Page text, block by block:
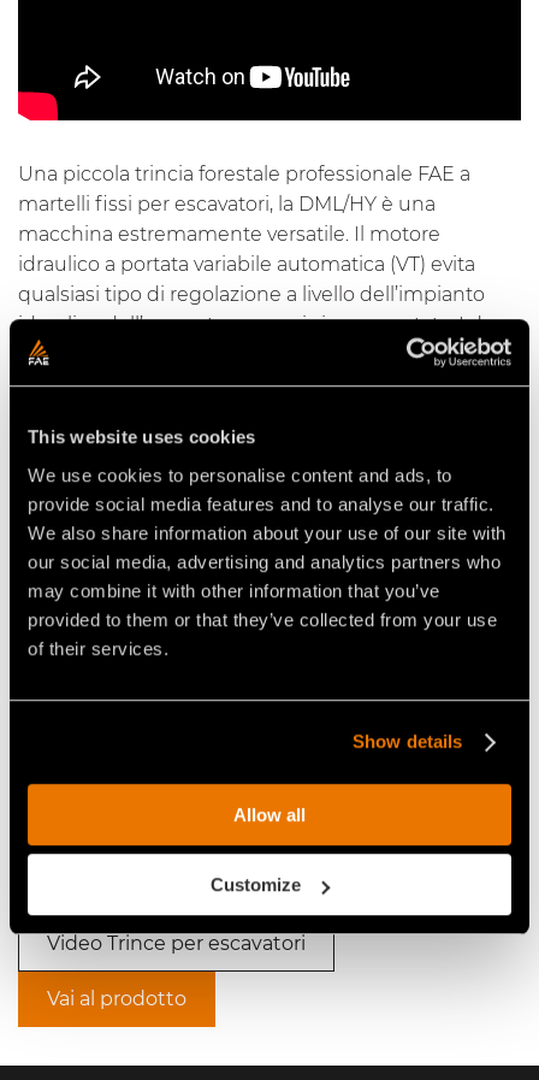
This website uses cookies
We use cookies to personalise content and ads, to
provide social media features and to analyse our traffic.
We also share information about your use of our site with
our social media, advertising and analytics partners who
may combine it with other information that you’ve
provided to them or that they’ve collected from your use
of their services.
Show details
Allow all
Customize
Una piccola trincia forestale professionale FAE a
martelli fissi per escavatori, la DML/HY è una
macchina estremamente versatile. Il motore
idraulico a portata variabile automatica (VT) evita
qualsiasi tipo di regolazione a livello dell’impianto
idraulico dell’escavatore su cui viene montata. I due
cofani azionabili meccanicamente o idraulicamente
(optional), permettono sia la triturazione di alberi
fibroso che non necessita dell’abbattimento
preventivo (cofano posteriore).
Video Trince per escavatori
DML/HY
Video Trince per escavatori
Vai al prodotto